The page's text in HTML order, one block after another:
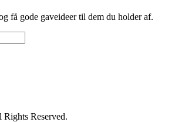
få gode gaveideer til dem du holder af.
Reserved.